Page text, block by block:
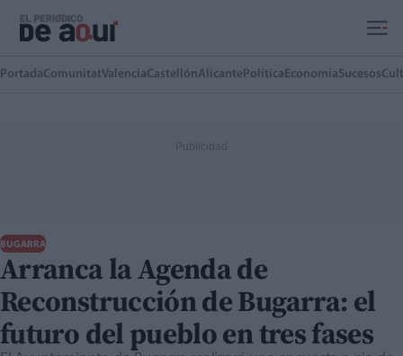
PortadaComunitatValenciaCastellónAlicante Política EconomíaSucesos
BUGARRA
Arranca la Agenda de
Reconstrucción de Bugarra: el
futuro del pueblo en tres fases